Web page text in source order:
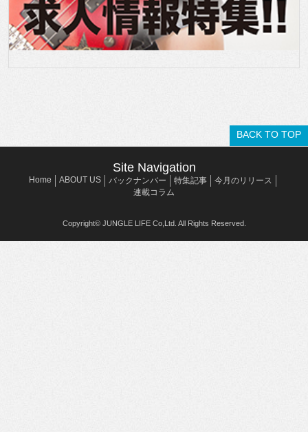
BACK TO TOP
Site Navigation
Home ABOUT US バックナンバー 特集記事
今月のリリース
連載コラム
Copyright© JUNGLE LIFE Co,Ltd. All Rights Reserved.